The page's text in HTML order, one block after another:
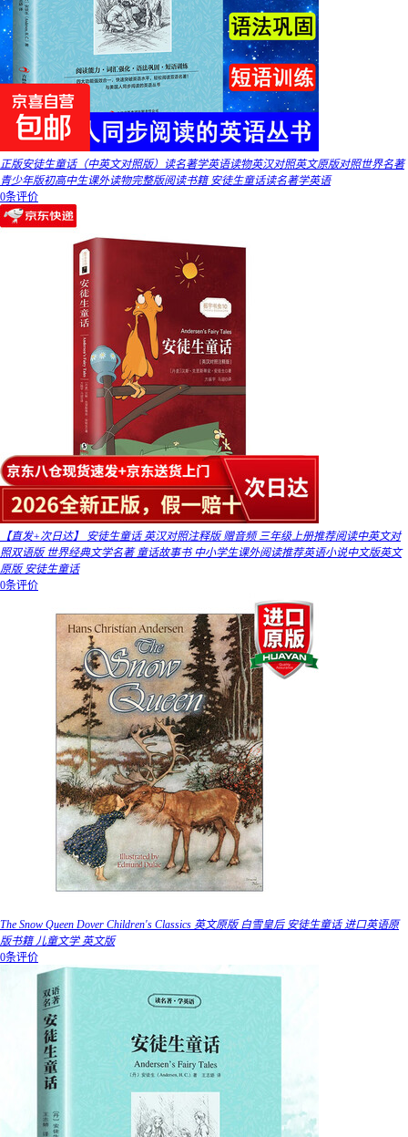
正版安徒生童话（中英文对照版）读名著学英语读物英汉对照英文原版对照世界名著
青少年版初高中生课外读物完整版阅读书籍 安徒生童话读名著学英语
0条评价
【直发+次日达】 安徒生童话 英汉对照注释版 赠音频 三年级上册推荐阅读中英文对
照双语版 世界经典文学名著 童话故事书 中小学生课外阅读推荐英语小说中文版英文
原版 安徒生童话
0条评价
The Snow Queen Dover Children's Classics 英文原版 白雪皇后 安徒生童话 进口英语原
版书籍 儿童文学 英文版
0条评价